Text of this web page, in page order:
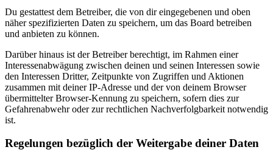
Du gestattest dem Betreiber, die von dir eingegebenen und oben
näher spezifizierten Daten zu speichern, um das Board betreiben
und anbieten zu können.
Darüber hinaus ist der Betreiber berechtigt, im Rahmen einer
Interessenabwägung zwischen deinen und seinen Interessen sowie
den Interessen Dritter, Zeitpunkte von Zugriffen und Aktionen
zusammen mit deiner IP-Adresse und der von deinem Browser
übermittelter Browser-Kennung zu speichern, sofern dies zur
Gefahrenabwehr oder zur rechtlichen Nachverfolgbarkeit notwendig
ist.
Regelungen bezüglich der Weitergabe deiner Daten